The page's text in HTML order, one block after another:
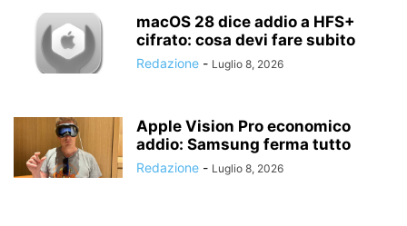
macOS 28 dice addio a HFS+
cifrato: cosa devi fare subito
Redazione - Luglio 8, 2026
Apple Vision Pro economico
addio: Samsung ferma tutto
Redazione - Luglio 8, 2026